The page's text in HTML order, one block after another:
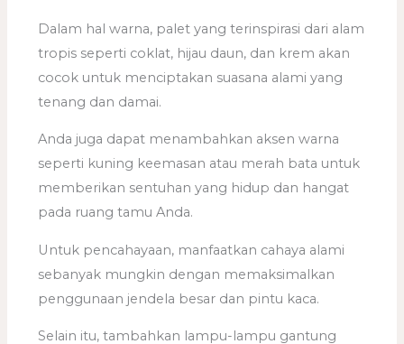
Dalam hal warna, palet yang terinspirasi dari alam
tropis seperti coklat, hijau daun, dan krem akan
cocok untuk menciptakan suasana alami yang
tenang dan damai.
Anda juga dapat menambahkan aksen warna
seperti kuning keemasan atau merah bata untuk
memberikan sentuhan yang hidup dan hangat
pada ruang tamu Anda.
Untuk pencahayaan, manfaatkan cahaya alami
sebanyak mungkin dengan memaksimalkan
penggunaan jendela besar dan pintu kaca.
Selain itu, tambahkan lampu-lampu gantung